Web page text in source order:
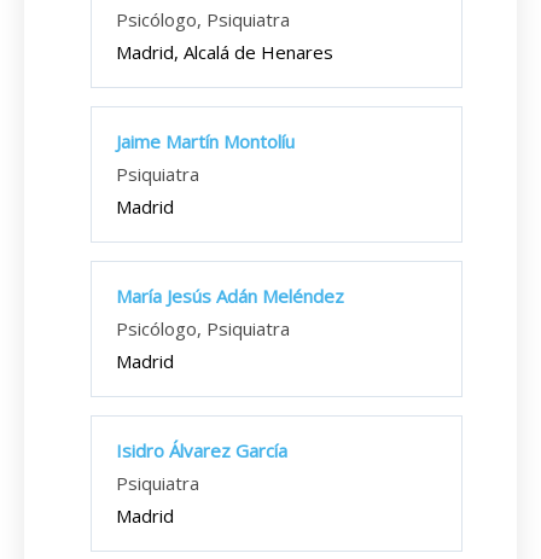
Psicólogo, Psiquiatra
Madrid, Alcalá de Henares
Jaime Martín Montolíu
Psiquiatra
Madrid
María Jesús Adán Meléndez
Psicólogo, Psiquiatra
Madrid
Isidro Álvarez García
Psiquiatra
Madrid